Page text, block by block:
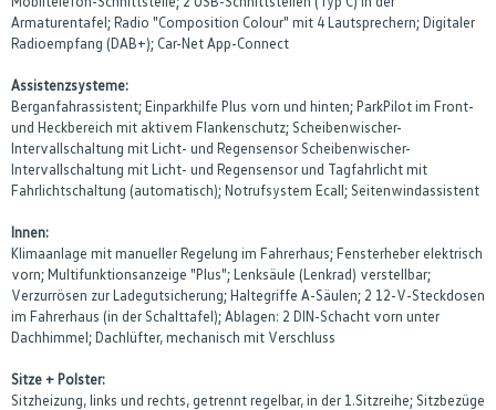
Armaturentafel; Radio "Composition Colour" mit 4 Lautsprechern; Digitaler
Radioempfang (DAB+); Car-Net App-Connect
Assistenzsysteme:
Berganfahrassistent; Einparkhilfe Plus vorn und hinten; ParkPilot im Front-
und Heckbereich mit aktivem Flankenschutz; Scheibenwischer-
Intervallschaltung mit Licht- und Regensensor Scheibenwischer-
Intervallschaltung mit Licht- und Regensensor und Tagfahrlicht mit
Fahrlichtschaltung (automatisch); Notrufsystem Ecall; Seitenwindassistent
Innen:
Klimaanlage mit manueller Regelung im Fahrerhaus; Fensterheber elektrisch
vorn; Multifunktionsanzeige "Plus"; Lenksäule (Lenkrad) verstellbar;
Verzurrösen zur Ladegutsicherung; Haltegriffe A-Säulen; 2 12-V-Steckdosen
im Fahrerhaus (in der Schalttafel); Ablagen: 2 DIN-Schacht vorn unter
Dachhimmel; Dachlüfter, mechanisch mit Verschluss
Sitze + Polster:
Sitzheizung, links und rechts, getrennt regelbar, in der 1.Sitzreihe; Sitzbezüge